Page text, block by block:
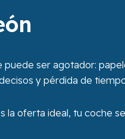
puede ser agotador:
y pérdida de
la oferta ideal, tu coche